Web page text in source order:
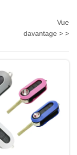
Vue
davantage > >